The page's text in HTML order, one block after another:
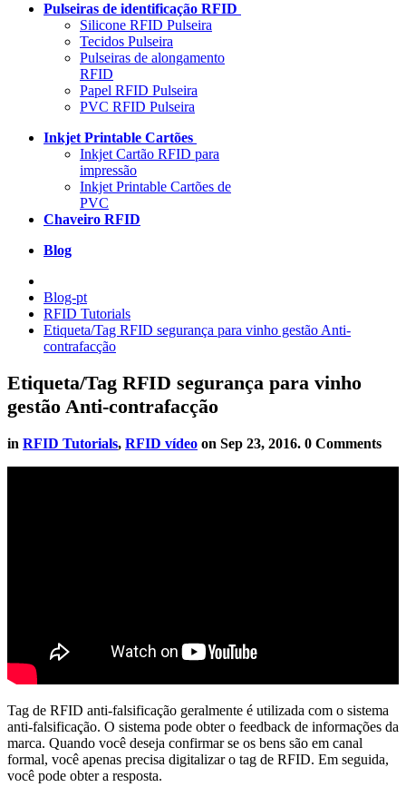
Pulseiras de identificação RFID
Silicone RFID Pulseira
Tecidos Pulseira
Pulseiras de alongamento
RFID
Papel RFID Pulseira
PVC RFID Pulseira
Inkjet Printable Cartões
Inkjet Cartão RFID para
impressão
Inkjet Printable Cartões de
PVC
Chaveiro RFID
Blog
Blog-pt
RFID Tutorials
Etiqueta/Tag RFID segurança para vinho gestão Anti-
contrafacção
Etiqueta/Tag RFID segurança para vinho
gestão Anti-contrafacção
in RFID Tutorials, RFID vídeo on Sep 23, 2016. 0 Comments
Tag de RFID anti-falsificação geralmente é utilizada com o sistema
anti-falsificação. O sistema pode obter o feedback de informações da
marca. Quando você deseja confirmar se os bens são em canal
formal, você apenas precisa digitalizar o tag de RFID. Em seguida,
você pode obter a resposta.